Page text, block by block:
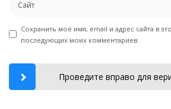
Сохранить моё имя, email и адрес сайта в
последующих моих комментариев.
Проведите вправо для